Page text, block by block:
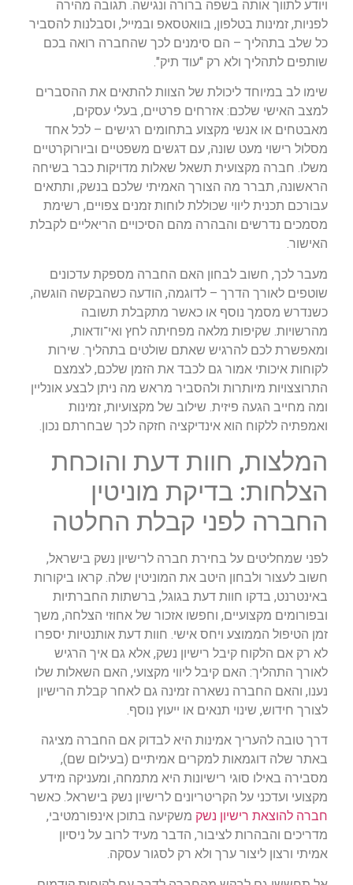
ויודע לתווך אותה בשפה ברורה ונגישה. תגובה מהירה
לפניות, זמינות בטלפון, בוואטסאפ ובמייל, וסבלנות להסביר
כל שלב בתהליך – הם סימנים לכך שהחברה רואה בכם
שותפים לתהליך ולא רק "עוד תיק".
שימו לב במיוחד ליכולת של הצוות להתאים את ההסברים
למצב האישי שלכם: אזרחים פרטיים, בעלי עסקים,
מאבטחים או אנשי מקצוע בתחומים רגישים – לכל אחד
מסלול רישוי מעט שונה, עם דגשים משפטיים וביורוקרטיים
משלו. חברה מקצועית תשאל שאלות מדויקות כבר בשיחה
הראשונה, תברר מה הצורך האמיתי שלכם בנשק, ותתאים
עבורכם תכנית ליווי שכוללת לוחות זמנים צפויים, רשימת
מסמכים נדרשים והבהרה מהם הסיכויים הריאליים לקבלת
האישור.
מעבר לכך, חשוב לבחון האם החברה מספקת עדכונים
שוטפים לאורך הדרך – לדוגמה, הודעה כשהבקשה הוגשה,
כשנדרש מסמך נוסף או כאשר מתקבלת תשובה
מהרשויות. שקיפות מלאה מפחיתה לחץ ואי־ודאות,
ומאפשרת לכם להרגיש שאתם שולטים בתהליך. שירות
לקוחות איכותי אמור גם לכבד את הזמן שלכם, לצמצם
התרוצצויות מיותרות ולהסביר מראש מה ניתן לבצע אונליין
ומה מחייב הגעה פיזית. שילוב של מקצועיות, זמינות
ואמפתיה ללקוח הוא אינדיקציה חזקה לכך שבחרתם נכון.
המלצות, חוות דעת והוכחת
הצלחות: בדיקת מוניטין
החברה לפני קבלת החלטה
לפני שמחליטים על בחירת חברה לרישיון נשק בישראל,
חשוב לעצור ולבחון היטב את המוניטין שלה. קראו ביקורות
באינטרנט, בדקו חוות דעת בגוגל, ברשתות החברתיות
ובפורומים מקצועיים, וחפשו אזכור של אחוזי הצלחה, משך
זמן הטיפול הממוצע ויחס אישי. חוות דעת אותנטיות יספרו
לא רק אם הלקוח קיבל רישיון נשק, אלא גם איך הרגיש
לאורך התהליך: האם קיבל ליווי מקצועי, האם השאלות שלו
נענו, והאם החברה נשארה זמינה גם לאחר קבלת הרישיון
לצורך חידוש, שינוי תנאים או ייעוץ נוסף.
דרך טובה להעריך אמינות היא לבדוק אם החברה מציגה
באתר שלה דוגמאות למקרים אמיתיים (בעילום שם),
מסבירה באילו סוגי רישיונות היא מתמחה, ומעניקה מידע
מקצועי ועדכני על הקריטריונים לרישיון נשק בישראל. כאשר
חברה להוצאת רישיון נשק משקיעה בתוכן אינפורמטיבי,
מדריכים והבהרות לציבור, הדבר מעיד לרוב על ניסיון
אמיתי ורצון ליצור ערך ולא רק לסגור עסקה.